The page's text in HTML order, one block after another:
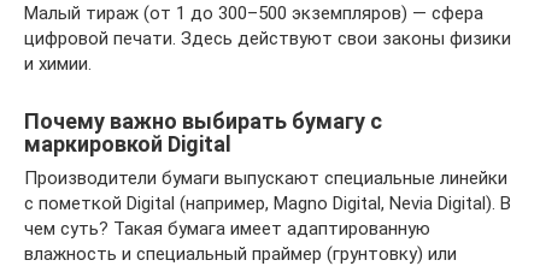
Малый тираж (от 1 до 300–500 экземпляров) — сфера
цифровой печати. Здесь действуют свои законы физики
и химии.
Почему важно выбирать бумагу с
маркировкой Digital
Производители бумаги выпускают специальные линейки
с пометкой Digital (например, Magno Digital, Nevia Digital). В
чем суть? Такая бумага имеет адаптированную
влажность и специальный праймер (грунтовку) или